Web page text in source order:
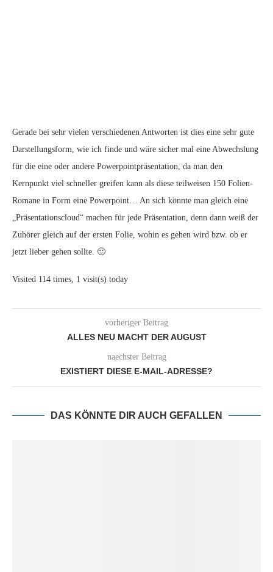
Gerade bei sehr vielen verschiedenen Antworten ist dies eine sehr gute
Darstellungsform, wie ich finde und wäre sicher mal eine Abwechslung
für die eine oder andere Powerpointpräsentation, da man den
Kernpunkt viel schneller greifen kann als diese teilweisen 150 Folien-
Romane in Form eine Powerpoint… An sich könnte man gleich eine
„Präsentationscloud“ machen für jede Präsentation, denn dann weiß der
Zuhörer gleich auf der ersten Folie, wohin es gehen wird bzw. ob er
jetzt lieber gehen sollte. 🙂
Visited 114 times, 1 visit(s) today
vorheriger Beitrag
ALLES NEU MACHT DER AUGUST
naechster Beitrag
EXISTIERT DIESE E-MAIL-ADRESSE?
DAS KÖNNTE DIR AUCH GEFALLEN